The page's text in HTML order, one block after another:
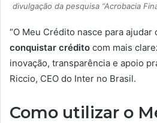
divulgação da pesquisa “Acrobacia
“O Meu Crédito nasce para
conquistar crédito com mais
inovação, transparência e apoio
Riccio, CEO do Inter no Brasil.
Como utilizar o